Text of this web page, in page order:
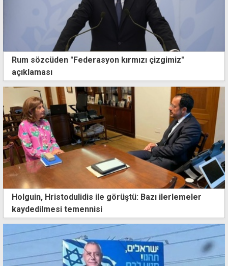
Rum sözcüden "Federasyon kırmızı çizgimiz"
açıklaması
Holguin, Hristodulidis ile görüştü: Bazı ilerlemeler
kaydedilmesi temennisi